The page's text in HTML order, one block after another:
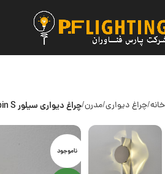
خانه چراغ دیواری مدرن چراغ دیواری سیلور Ripple pin S
ناموجود